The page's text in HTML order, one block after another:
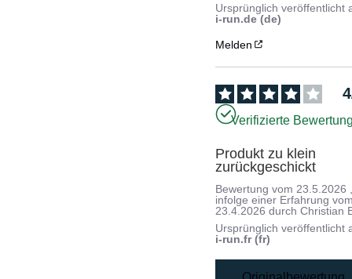
Ursprünglich veröffentlicht
i-run.de (de)
Melden
4
Verifizierte
Produkt zu klein
zurückgeschickt
Bewertung vom 23.5.2026
infolge einer Erfahrung
23.4.2026 durchChristian
Ursprünglich veröffentlicht
i-run.fr (fr)